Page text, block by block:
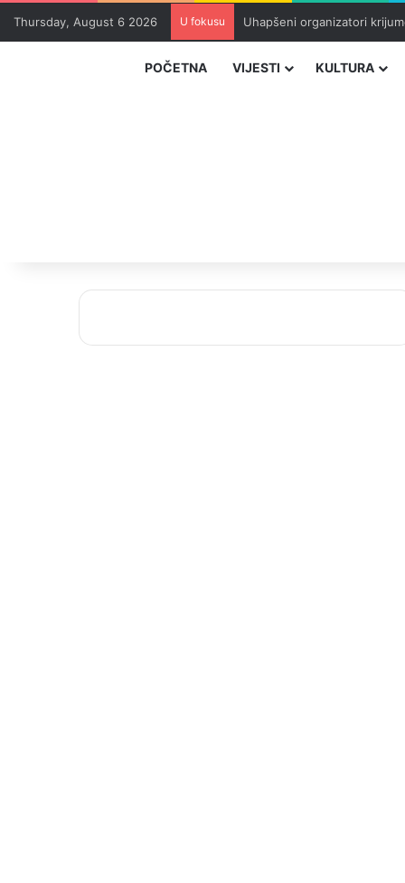
Thursday, August 6 2026 U fokusu Uhapšeni organizatori
POČETNA VIJESTI KULTURA